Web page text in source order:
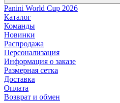
Panini World Cup 2026
Каталог
Команды
Новинки
Распродажа
Персонализация
Информация о заказе
Размерная сетка
Доставка
Оплата
Возврат и обмен